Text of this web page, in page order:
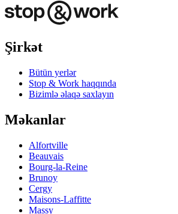
Şirkət
Bütün yerlər
Stop & Work haqqında
Bizimlə əlaqə saxlayın
Məkanlar
Alfortville
Beauvais
Bourg-la-Reine
Brunoy
Cergy
Maisons-Laffitte
Massy